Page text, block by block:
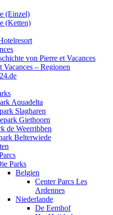
(Einzel)
(Ketten)
von Pierre et Vacances
Vacances – Regionen
Aquadelta
Slagharen
Giethoorn
de Weerribben
Belterwiede
Parks
Belgien
Center Parcs Les
Ardennes
Niederlande
De Eemhof